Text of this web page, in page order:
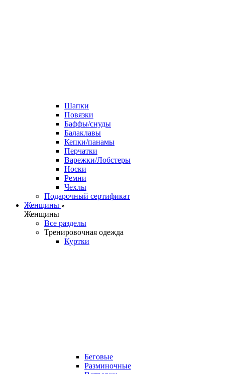
Шапки
Повязки
Баффы/снуды
Балаклавы
Кепки/панамы
Перчатки
Варежки/Лобстеры
Носки
Ремни
Чехлы
Подарочный сертификат
Женщины
Женщины
Все разделы
Тренировочная одежда
Куртки
Беговые
Разминочные